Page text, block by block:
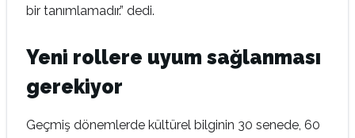
bir tanımlamadır.” dedi.
Yeni rollere uyum sağlanması
gerekiyor
Geçmiş dönemlerde kültürel bilginin 30 senede, 60